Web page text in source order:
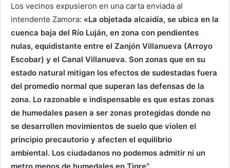
Los vecinos expusieron en una carta enviada al
intendente Zamora: «La objetada alcaidía, se ubica en la
cuenca baja del Río Luján, en zona con pendientes
nulas, equidistante entre el Zanjón Villanueva (Arroyo
Escobar) y el Canal Villanueva. Son zonas que en su
estado natural mitigan los efectos de sudestadas fuera
del promedio normal que superan las defensas de la
zona. Lo razonable e indispensable es que estas zonas
de humedales pasen a ser zonas protegidas donde no
se desarrollen movimientos de suelo que violen el
principio precautorio y afecten el equilibrio
ambiental. Los ciudadanos no podemos admitir ni un